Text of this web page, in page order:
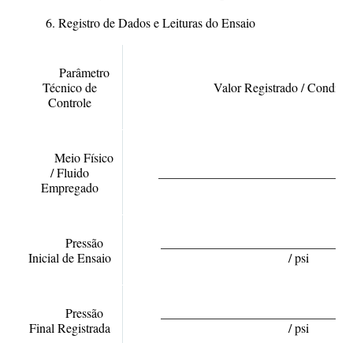
6. Registro de Dados e Leituras do Ensaio
Parâmetro
Técnico de
Controle
Valor Registrado /
Meio Físico
/ Fluido
Empregado
Pressão
Inicial de Ensaio
/ psi
Pressão
Final Registrada
/ psi